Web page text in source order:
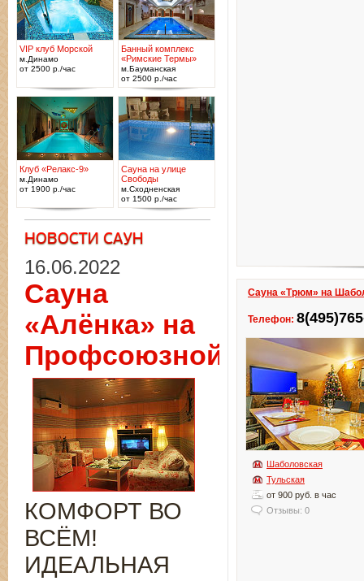
Сауна «Трюм» на
Телефон:
Шаболовская
Тульская
от 900 руб. в час
Отзывы: 0
VIP клуб Морской
м.Динамо
от 2500 р./час
Банный комплекс
«Римские Термы»
м.Бауманская
от 2500 р./час
Клуб «Релакс-9»
м.Динамо
от 1900 р./час
Сауна на улице
Свободы
м.Сходненская
от 1500 р./час
16.06.2022
Сауна
«Алёнка» на
Профсоюзной
КОМФОРТ ВО
ВСЁМ!
ИДЕАЛЬНАЯ